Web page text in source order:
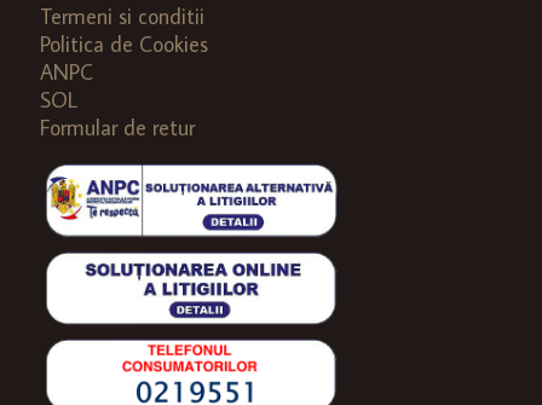
Termeni si conditii
Politica de Cookies
ANPC
SOL
Formular de retur